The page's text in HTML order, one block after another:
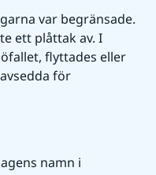
var begränsade.
ett plåttak av. I
flyttades eller
för
namn i